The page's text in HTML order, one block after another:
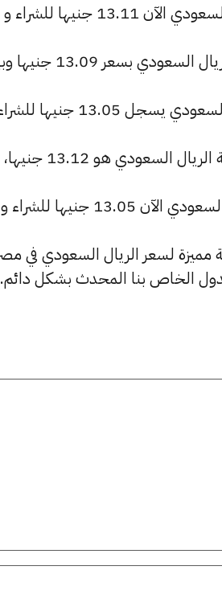
للشراء و 13.13 للبيع.
جنيها وبيعه بسعر 13.12 جنيها.
و 13.12 جنيها للبيع.
للشراء و 13.17 للبيع.
الخاص بنا المحدث بشكل دائم.